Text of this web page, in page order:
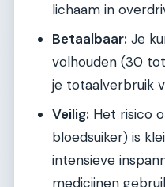
lichaam in
Betaalbaar: Je
volhouden (30
je totaalverbruik
Veilig: Het risico
bloedsuiker) is
intensieve
medicijnen